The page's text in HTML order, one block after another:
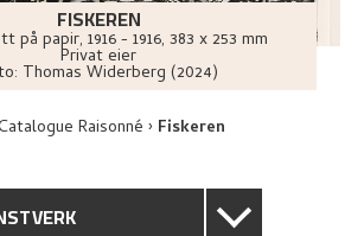
FISKEREN
på papir, 1916 - 1916, 383 x 253 mm
Privat eier
Thomas Widerberg (2024)
Raisonné Fiskeren